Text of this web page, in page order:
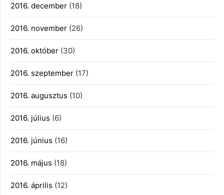
2016. december (18)
2016. november (26)
2016. október (30)
2016. szeptember (17)
2016. augusztus (10)
2016. július (6)
2016. június (16)
2016. május (18)
2016. április (12)